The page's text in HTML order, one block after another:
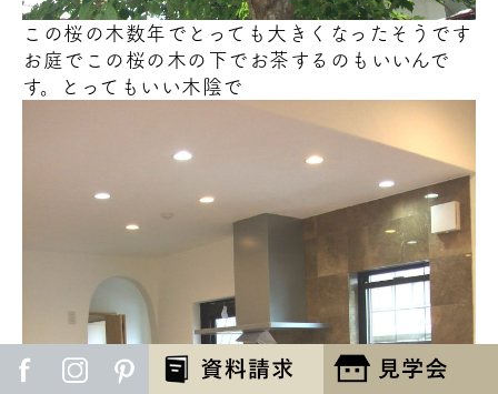
この桜の木数年でとっても大きくなったそうです
お庭でこの桜の木の下でお茶するのもいいんで
す。とってもいい木陰で